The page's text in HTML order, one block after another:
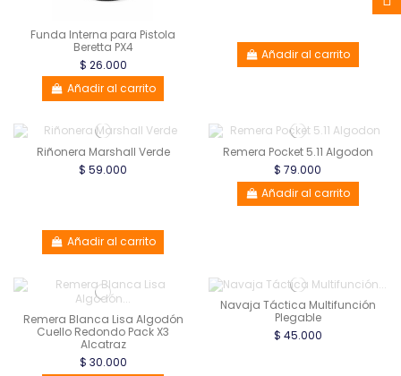
Funda Interna para Pistola
Beretta PX4
$ 26.000
Añadir al carrito
Añadir al carrito
Riñonera Marshall Verde
$ 59.000
Añadir al carrito
Remera Pocket 5.11 Algodon
$ 79.000
Añadir al carrito
Remera Blanca Lisa Algodón
Cuello Redondo Pack X3
Alcatraz
$ 30.000
Navaja Táctica Multifunción
Plegable
$ 45.000